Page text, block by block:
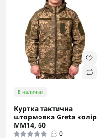
В наличии
Куртка тактична
штормовка Greta колір
ММ14, 60
0